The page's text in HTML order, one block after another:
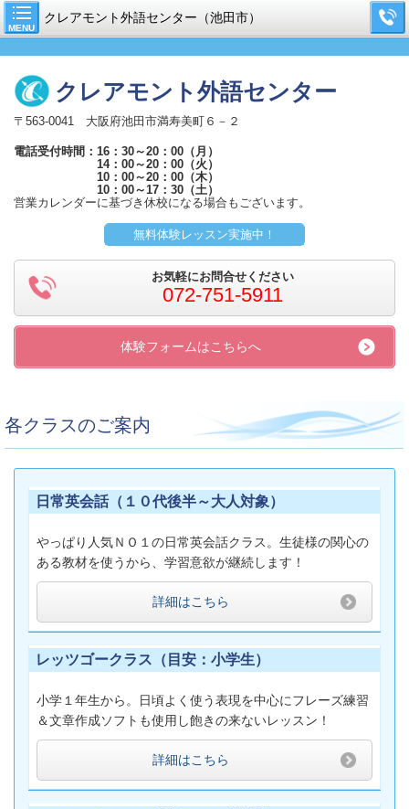
MENU
クレアモント外語センター（池田市）
クレアモント外語センター
〒563-0041 大阪府池田市満寿美町６－２
電話受付時間：16：30～20：00（月）
14：00～20：00（火）
10：00～20：00（木）
10：00～17：30（土）
営業カレンダーに基づき休校になる場合もございます。
無料体験レッスン実施中！
お気軽にお問合せください
072-751-5911
体験フォームはこちらへ
各クラスのご案内
日常英会話（１０代後半～大人対象）
やっぱり人気ＮＯ１の日常英会話クラス。生徒様の関心の
ある教材を使うから、学習意欲が継続します！
詳細はこちら
レッツゴークラス（目安：小学生）
小学１年生から。日頃よく使う表現を中心にフレーズ練習
＆文章作成ソフトも使用し飽きの来ないレッスン！
詳細はこちら